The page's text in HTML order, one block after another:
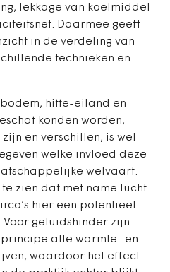
lekkage van koelmiddel
Daarmee geeft
in de verdeling van
technieken en
hitte-eiland en
konden worden,
en verschillen, is wel
welke invloed deze
welvaart.
zien dat met name lucht-
hier een potentieel
geluidshinder zijn
alle warmte- en
waardoor het effect